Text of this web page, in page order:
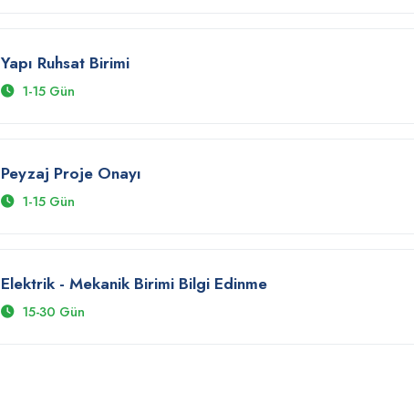
Yapı Ruhsat Birimi
1-15 Gün
Peyzaj Proje Onayı
1-15 Gün
Elektrik - Mekanik Birimi Bilgi Edinme
15-30 Gün